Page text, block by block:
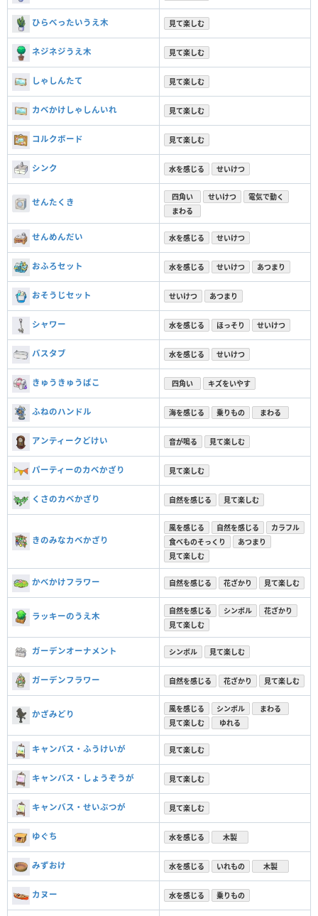
ひらべったいうえ木 見て楽しむ
ネジネジうえ木 見て楽しむ
しゃしんたて 見て楽しむ
カベかけしゃしんいれ 見て楽しむ
コルクボード 見て楽しむ
シンク 水を感じる せいけつ
せんたくき
四角い せいけつ
電気で動く
まわる
せんめんだい 水を感じる せいけつ
おふろセット 水を感じる せいけつ あつまり
おそうじセット せいけつ あつまり
シャワー 水を感じる ほっそり せいけつ
バスタブ 水を感じる せいけつ
きゅうきゅうばこ 四角い キズをいやす
ふねのハンドル 海を感じる 乗りもの まわる
アンティークどけい 音が鳴る 見て楽しむ
パーティーのカベかざり 見て楽しむ
くさのカベかざり 自然を感じる 見て楽しむ
きのみなカベかざり
風を感じる 自然を感じる
カラフル
食べものそっくり
あつまり
見て楽しむ
かべかけフラワー 自然を感じる 花ざかり 見て楽しむ
ラッキーのうえ木
自然を感じる シンボル
花ざかり
見て楽しむ
ガーデンオーナメント シンボル 見て楽しむ
ガーデンフラワー 自然を感じる 花ざかり 見て楽しむ
かざみどり
風を感じる シンボル
まわる
見て楽しむ
ゆれる
キャンバス・ふうけいが 見て楽しむ
キャンバス・しょうぞうが 見て楽しむ
キャンバス・せいぶつが 見て楽しむ
ゆぐち 水を感じる 木製
みずおけ 水を感じる いれもの 木製
カヌー 水を感じる 乗りもの